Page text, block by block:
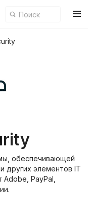
обеспечивающей
других элементов IT
PayPal,